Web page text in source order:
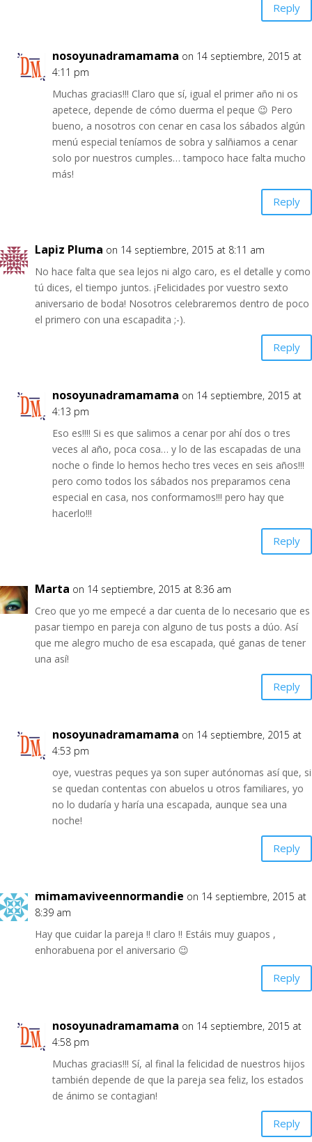
Reply
nosoyunadramamama on 14 septiembre, 2015 at
4:11 pm
Muchas gracias!!! Claro que sí, igual el primer año ni os
apetece, depende de cómo duerma el peque 😉 Pero
bueno, a nosotros con cenar en casa los sábados algún
menú especial teníamos de sobra y salñiamos a cenar
solo por nuestros cumples… tampoco hace falta mucho
más!
Reply
Lapiz Pluma on 14 septiembre, 2015 at 8:11 am
No hace falta que sea lejos ni algo caro, es el detalle y como
tú dices, el tiempo juntos. ¡Felicidades por vuestro sexto
aniversario de boda! Nosotros celebraremos dentro de poco
el primero con una escapadita ;-).
Reply
nosoyunadramamama on 14 septiembre, 2015 at
4:13 pm
Eso es!!!! Si es que salimos a cenar por ahí dos o tres
veces al año, poca cosa… y lo de las escapadas de una
noche o finde lo hemos hecho tres veces en seis años!!!
pero como todos los sábados nos preparamos cena
especial en casa, nos conformamos!!! pero hay que
hacerlo!!!
Reply
Marta on 14 septiembre, 2015 at 8:36 am
Creo que yo me empecé a dar cuenta de lo necesario que es
pasar tiempo en pareja con alguno de tus posts a dúo. Así
que me alegro mucho de esa escapada, qué ganas de tener
una así!
Reply
nosoyunadramamama on 14 septiembre, 2015 at
4:53 pm
oye, vuestras peques ya son super autónomas así que, si
se quedan contentas con abuelos u otros familiares, yo
no lo dudaría y haría una escapada, aunque sea una
noche!
Reply
mimamaviveennormandie on 14 septiembre, 2015 at
8:39 am
Hay que cuidar la pareja !! claro !! Estáis muy guapos ,
enhorabuena por el aniversario 😉
Reply
nosoyunadramamama on 14 septiembre, 2015 at
4:58 pm
Muchas gracias!!! Sí, al final la felicidad de nuestros hijos
también depende de que la pareja sea feliz, los estados
de ánimo se contagian!
Reply